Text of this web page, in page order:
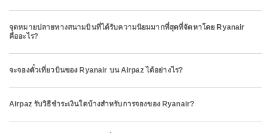
จุดหมายปลายทางสนามบินที่ได้รับความนิยมมากที่สุดที่จัดหาโดย Ryanair
คืออะไร?
จะจองตั๋วเที่ยวบินของ Ryanair บน Airpaz ได้อย่างไร?
Airpaz รับวิธีชำระเงินใดบ้างสำหรับการจองของ Ryanair?